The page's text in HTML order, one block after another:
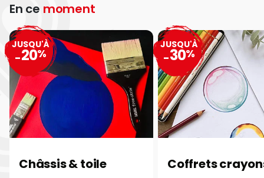
En ce moment
Châssis & toile
JUSQU'À
-20%
Coffrets
JUSQU'À
-30%